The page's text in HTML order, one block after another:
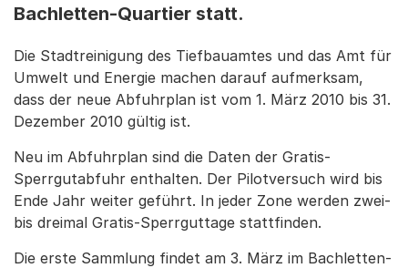
Bachletten-Quartier statt.
Die Stadtreinigung des Tiefbauamtes und das Amt für
Umwelt und Energie machen darauf aufmerksam,
dass der neue Abfuhrplan ist vom 1. März 2010 bis 31.
Dezember 2010 gültig ist.
Neu im Abfuhrplan sind die Daten der Gratis-
Sperrgutabfuhr enthalten. Der Pilotversuch wird bis
Ende Jahr weiter geführt. In jeder Zone werden zwei-
bis dreimal Gratis-Sperrguttage stattfinden.
Die erste Sammlung findet am 3. März im Bachletten-